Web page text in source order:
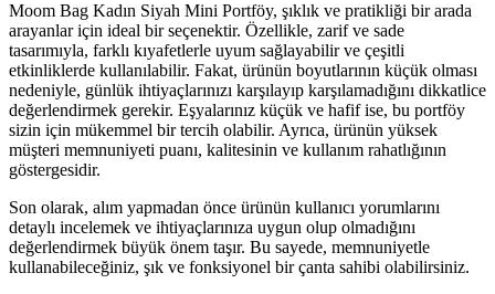
Moom Bag Kadın Siyah Mini Portföy, şıklık ve pratikliği bir arada
arayanlar için ideal bir seçenektir. Özellikle, zarif ve sade
tasarımıyla, farklı kıyafetlerle uyum sağlayabilir ve çeşitli
etkinliklerde kullanılabilir. Fakat, ürünün boyutlarının küçük olması
nedeniyle, günlük ihtiyaçlarınızı karşılayıp karşılamadığını dikkatlice
değerlendirmek gerekir. Eşyalarınız küçük ve hafif ise, bu portföy
sizin için mükemmel bir tercih olabilir. Ayrıca, ürünün yüksek
müşteri memnuniyeti puanı, kalitesinin ve kullanım rahatlığının
göstergesidir.
Son olarak, alım yapmadan önce ürünün kullanıcı yorumlarını
detaylı incelemek ve ihtiyaçlarınıza uygun olup olmadığını
değerlendirmek büyük önem taşır. Bu sayede, memnuniyetle
kullanabileceğiniz, şık ve fonksiyonel bir çanta sahibi olabilirsiniz.